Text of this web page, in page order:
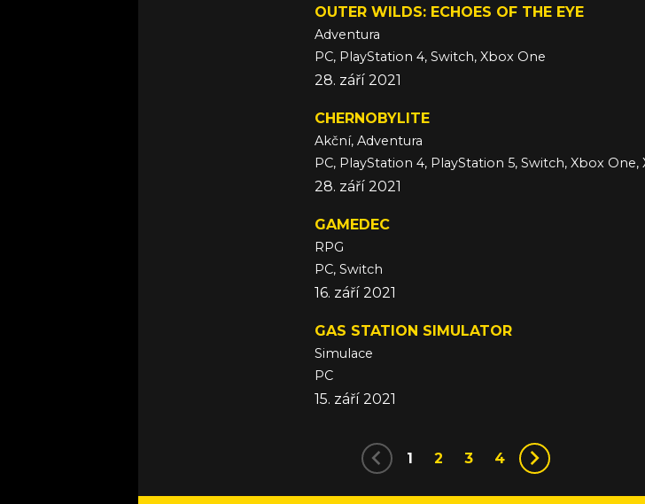
OUTER WILDS: ECHOES OF THE EYE
Adventura
PC, PlayStation 4, Switch, Xbox One
28. září 2021
CHERNOBYLITE
Akční, Adventura
PC, PlayStation 4, PlayStation 5, Switch, Xbox One,
28. září 2021
GAMEDEC
RPG
PC, Switch
16. září 2021
GAS STATION SIMULATOR
Simulace
PC
15. září 2021
1 2 3 4